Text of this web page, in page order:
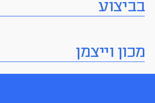
בביצוע
מכון וייצמן